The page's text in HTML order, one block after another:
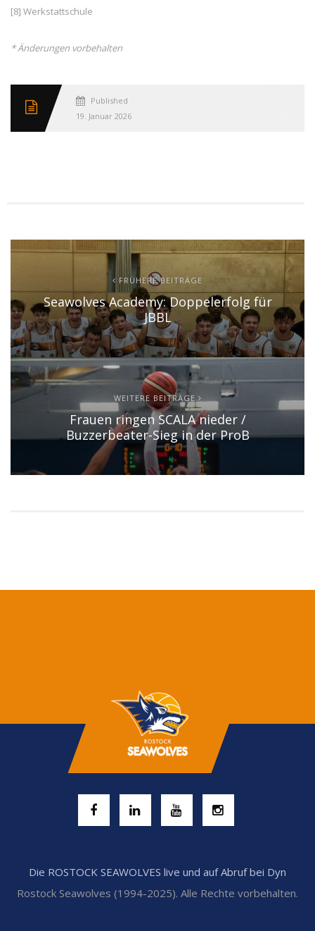
[8] Werkstattschule
* Änderungen vorbehalten
Published
19. Januar 2026
FRÜHERE BEITRÄGE
Seawolves Academy: Doppelerfolg für
JBBL
WEITERE BEITRÄGE
Frauen ringen SCALA nieder /
Buzzerbeater-Sieg in der ProB
Die ROSTOCK SEAWOLVES live und auf Abruf bei Dyn
Rostock Seawolves (1994-2025). Alle Rechte vorbehalten.